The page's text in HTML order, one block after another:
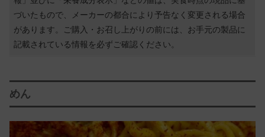
づいたもので、メーカーの都合により予告なく変更される場合
があります。ご購入・お召し上がりの前には、お手元の製品に
記載されている情報を必ずご確認ください。
めん